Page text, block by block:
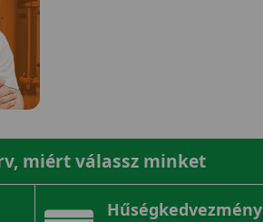
miért válassz minket
Hűségkedvezmény